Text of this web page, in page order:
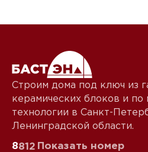
Строим дома под ключ из
керамических блоков и по
технологии в Санкт-
Ленинградской области.
8812 Показать номер
Даюсогласие на
подтверждаю, что
обработки персональных
Рассчитать